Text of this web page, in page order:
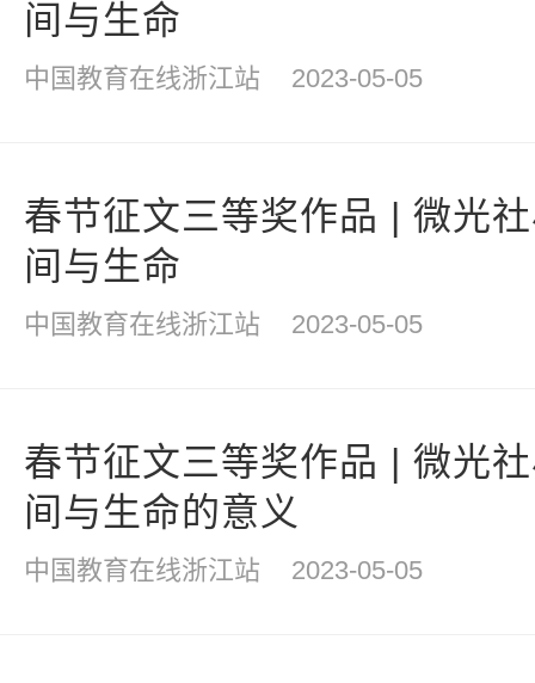
间与生命
中国教育在线浙江站 2023-05-05
春节征文三等奖作品 | 微光
间与生命
中国教育在线浙江站 2023-05-05
春节征文三等奖作品 | 微光
间与生命的意义
中国教育在线浙江站 2023-05-05